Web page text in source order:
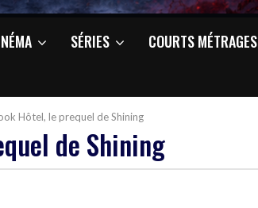
SÉRIES COURTS MÉTRAGES
Hôtel, le prequel de Shining
de Shining